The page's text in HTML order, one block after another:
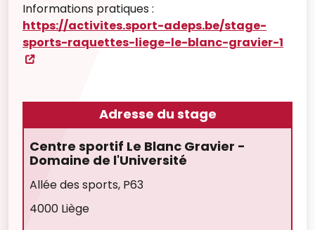
Informations pratiques :
https://activites.sport-adeps.be/stage-
sports-raquettes-liege-le-blanc-gravier-1
Adresse du stage
Centre sportif Le Blanc Gravier -
Domaine de l'Université
Allée des sports, P63
4000 Liège